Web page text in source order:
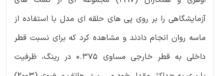
آزمایشگاهی را بر روی پی های حلقه ای مدل با استفاده از
ماسه روان انجام دادند و مشاهده کرد که برای نسبت قطر
داخلی به قطر خارجی مساوی 0.375 در رینگ، ظرفیت